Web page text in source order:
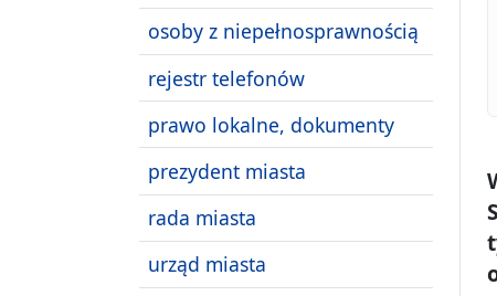
osoby z niepełnosprawnością
rejestr telefonów
prawo lokalne, dokumenty
prezydent miasta
rada miasta
urząd miasta